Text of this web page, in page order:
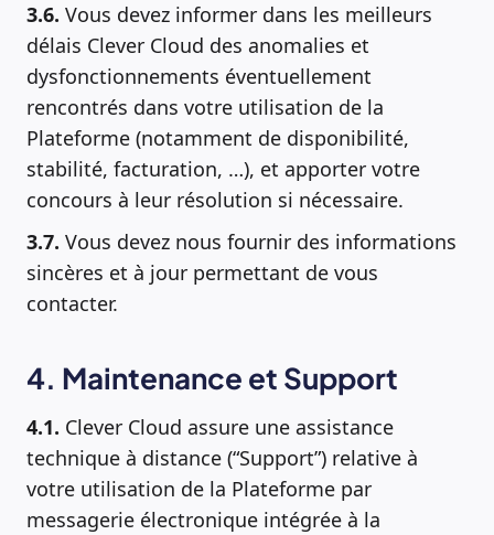
3.6. Vous devez informer dans les meilleurs
délais Clever Cloud des anomalies et
dysfonctionnements éventuellement
rencontrés dans votre utilisation de la
Plateforme (notamment de disponibilité,
stabilité, facturation, …), et apporter votre
concours à leur résolution si nécessaire.
3.7. Vous devez nous fournir des informations
sincères et à jour permettant de vous
contacter.
4. Maintenance et Support
4.1. Clever Cloud assure une assistance
technique à distance (“Support”) relative à
votre utilisation de la Plateforme par
messagerie électronique intégrée à la